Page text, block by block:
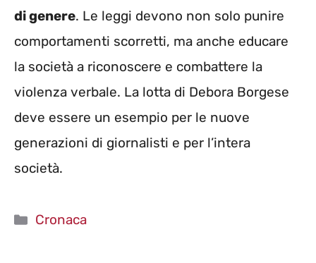
di genere. Le leggi devono non solo punire
comportamenti scorretti, ma anche educare
la società a riconoscere e combattere la
violenza verbale. La lotta di Debora Borgese
deve essere un esempio per le nuove
generazioni di giornalisti e per l’intera
società.
Categorie
Cronaca